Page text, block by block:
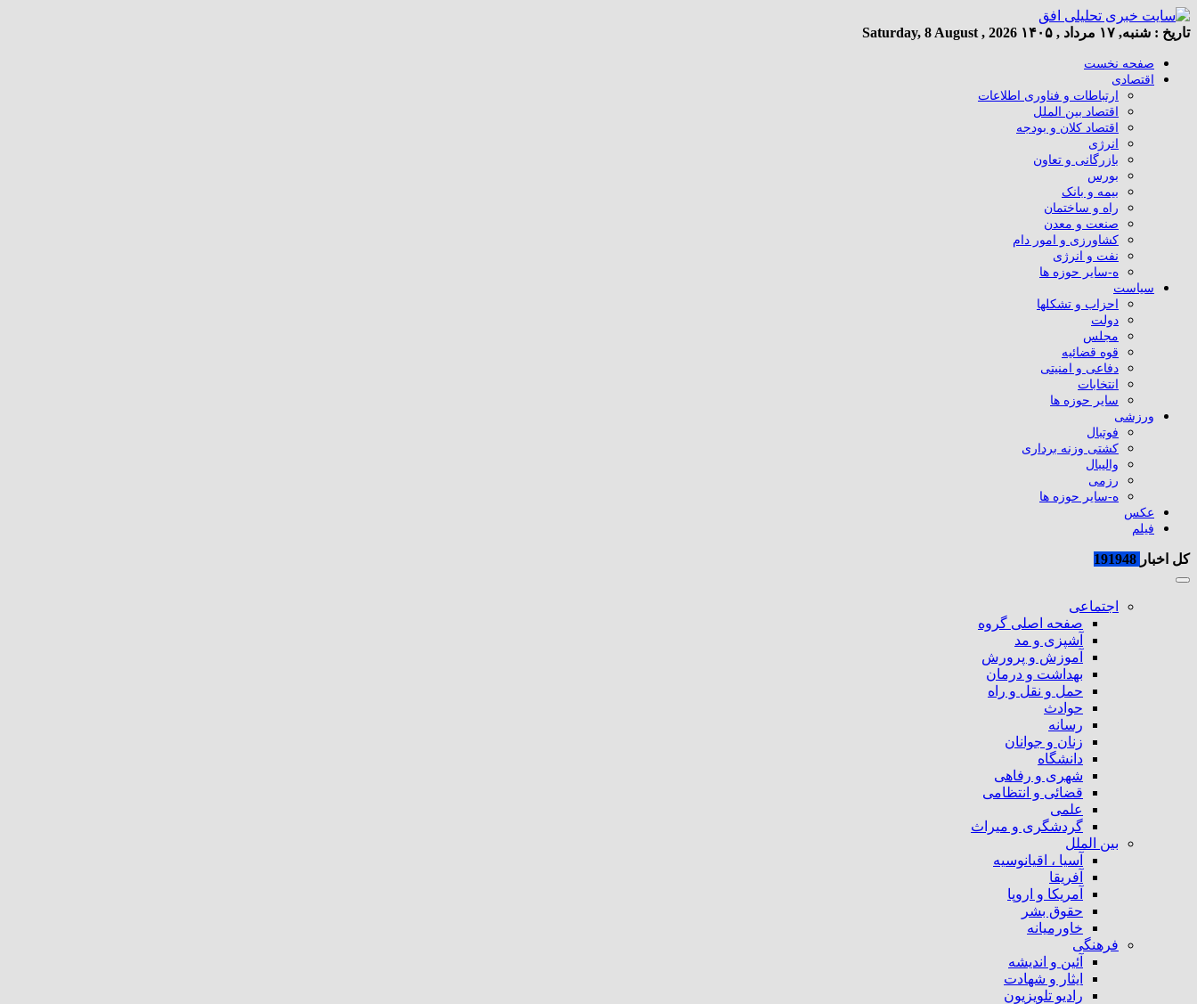
تاریخ : شنبه, ۱۷ مرداد , ۱۴۰۵ Saturday, 8 August , 2026
صفحه نخست
اقتصادی
ارتباطات و فناوری اطلاعات
اقتصاد بین الملل
اقتصاد کلان و بودجه
انرژی
بازرگانی و تعاون
بورس
بیمه و بانک
راه و ساختمان
صنعت و معدن
کشاورزی و امور دام
نفت و انرژی
ه-سایر حوزه ها
سیاست
احزاب و تشکلها
دولت
مجلس
قوه قضائیه
دفاعی و امنیتی
انتخابات
سایر حوزه ها
ورزشی
فوتبال
کشتی وزنه برداری
والیبال
رزمی
ه-سایر حوزه ها
عکس
فیلم
کل اخبار
اجتماعی
صفحه اصلی گروه
آشپزی و مد
آموزش و پرورش
بهداشت و درمان
حمل و نقل و راه
حوادث
رسانه
زنان و جوانان
دانشگاه
شهری و رفاهی
قضائی و انتظامی
علمی
گردشگری و میراث
بین الملل
آسیا ، اقیانوسیه
آفریقا
آمریکا و اروپا
حقوق بشر
خاورمیانه
فرهنگی
آئین و اندیشه
ایثار و شهادت
رادیو تلویزیون